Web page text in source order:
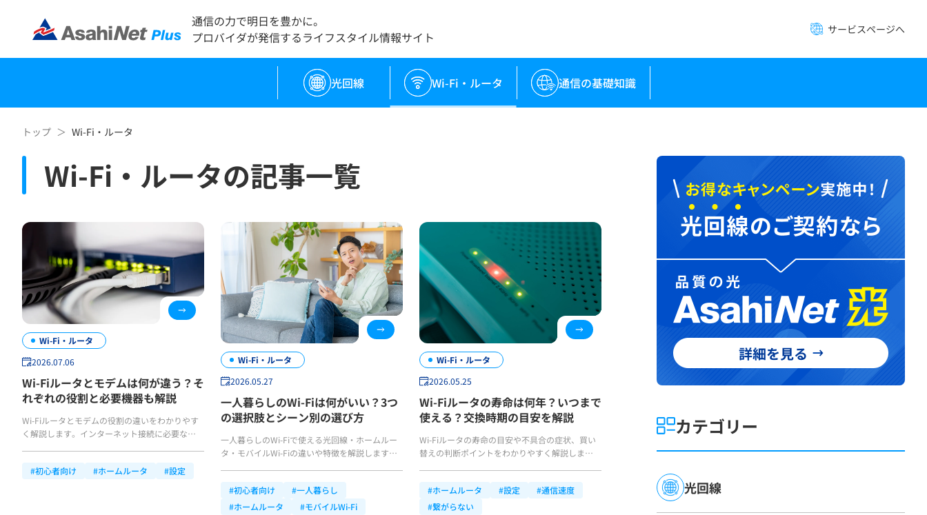
通信の力で明日を豊かに。
プロバイダが発信するライフスタイル情報サイト
サービスページへ
光回線 Wi-Fi・ルータ 通信の基礎知識
トップ Wi-Fi・ルータ
Wi-Fi・ルータの記事一覧
Wi-Fi・ルータ
2026.07.06
Wi-Fiルータとモデムは何が違う？そ
れぞれの役割と必要機器も解説
Wi-Fiルータとモデムの役割の違いをわかりやす
く解説します。インターネット接続に必要な機器
#初心者向け
#ホームルータ #設定
Wi-Fi・ルータ
2026.05.27
一人暮らしのWi-Fiは何がいい？3つ
の選択肢とシーン別の選び方
一人暮らしのWi-Fiで使える光回線・ホームルー
タ・モバイルWi-Fiの違いや特徴を解説します。
#初心者向け
#一人暮らし
#ホームルータ
#モバイルWi-Fi
Wi-Fi・ルータ
2026.05.25
Wi-Fiルータの寿命は何年？いつまで
使える？交換時期の目安を解説
Wi-Fiルータの寿命の目安や不具合の症状、買い
替えの判断ポイントをわかりやすく解説します。
#ホームルータ
#設定
#通信速度
#繋がらない
カテゴリー
光回線